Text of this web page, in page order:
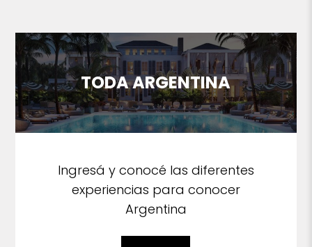
TODA ARGENTINA
Ingresá y conocé las diferentes
experiencias para conocer
Argentina